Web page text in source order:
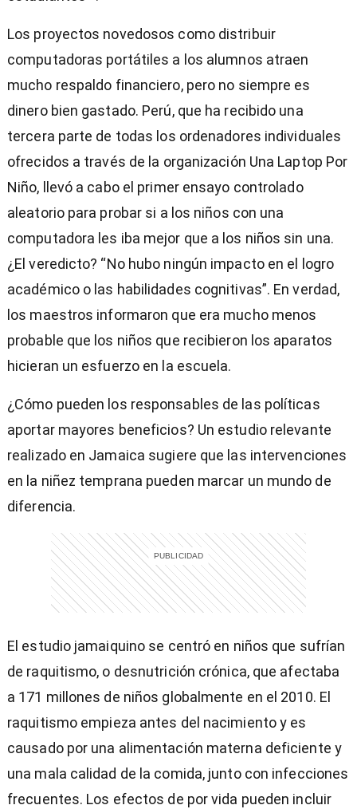
Los proyectos novedosos como distribuir
computadoras portátiles a los alumnos atraen
mucho respaldo financiero, pero no siempre es
dinero bien gastado. Perú, que ha recibido una
tercera parte de todas los ordenadores individuales
ofrecidos a través de la organización Una Laptop Por
Niño, llevó a cabo el primer ensayo controlado
aleatorio para probar si a los niños con una
computadora les iba mejor que a los niños sin una.
¿El veredicto? “No hubo ningún impacto en el logro
académico o las habilidades cognitivas”. En verdad,
los maestros informaron que era mucho menos
probable que los niños que recibieron los aparatos
hicieran un esfuerzo en la escuela.
¿Cómo pueden los responsables de las políticas
aportar mayores beneficios? Un estudio relevante
realizado en Jamaica sugiere que las intervenciones
en la niñez temprana pueden marcar un mundo de
diferencia.
El estudio jamaiquino se centró en niños que sufrían
de raquitismo, o desnutrición crónica, que afectaba
a 171 millones de niños globalmente en el 2010. El
raquitismo empieza antes del nacimiento y es
causado por una alimentación materna deficiente y
una mala calidad de la comida, junto con infecciones
frecuentes. Los efectos de por vida pueden incluir